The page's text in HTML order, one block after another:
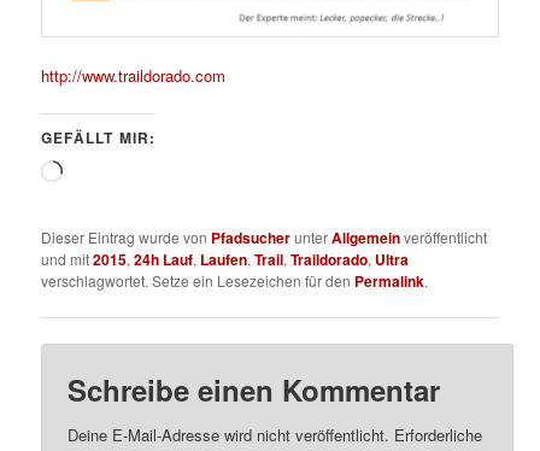
http://www.traildorado.com
GEFÄLLT MIR:
Wird
Dieser Eintrag wurde von PfadsucherunterAllgemeinveröffentlicht
und mit2015,24h Lauf, Laufen,Trail,Traildorado, Ultra
verschlagwortet. Setze ein Lesezeichen für den Permalink.
Schreibe einen Kommentar
Deine E-Mail-Adresse wird nicht veröffentlicht. Erforderliche